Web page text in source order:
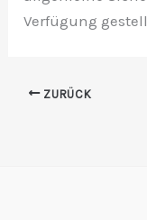
Verfügung
ZURÜCK